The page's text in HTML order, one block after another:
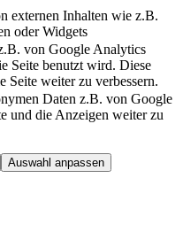
externen Inhalten wie z.B.
oder Widgets
von Google Analytics
Seite benutzt wird. Diese
Seite weiter zu verbessern.
Daten z.B. von Google
und die Anzeigen weiter zu
Auswahl anpassen